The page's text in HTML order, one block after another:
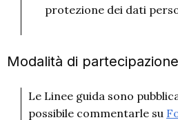
protezione dei dati
Modalità di partecipazione
Le Linee guida sono
possibile commentarle su